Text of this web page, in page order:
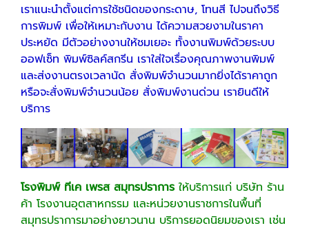
เราแนะนำตั้งแต่การใช้ชนิดของกระดาษ, โทนสี ไปจนถึงวิธี
การพิมพ์ เพื่อให้เหมาะกับงาน ได้ความสวยงามในราคา
ประหยัด มีตัวอย่างงานให้ชมเยอะ ทั้งงานพิมพ์ด้วยระบบ
ออฟเซ็ท พิมพ์ซิลค์สกรีน เราใส่ใจเรื่องคุณภาพงานพิมพ์
และส่งงานตรงเวลานัด สั่งพิมพ์จำนวนมากยิ่งได้ราคาถูก
หรือจะสั่งพิมพ์จำนวนน้อย สั่งพิมพ์งานด่วน เรายินดีให้
บริการ
โรงพิมพ์ ทีเค เพรส สมุทรปราการ ให้บริการแก่ บริษัท ร้าน
ค้า โรงงานอุตสาหกรรม และหน่วยงานราชการในพื้นที่
สมุทรปราการมาอย่างยาวนาน บริการยอดนิยมของเรา เช่น